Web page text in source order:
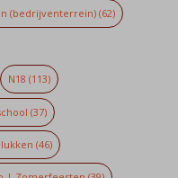
(bedrijventerrein)(62)
N18 (113)
(37)
(46)